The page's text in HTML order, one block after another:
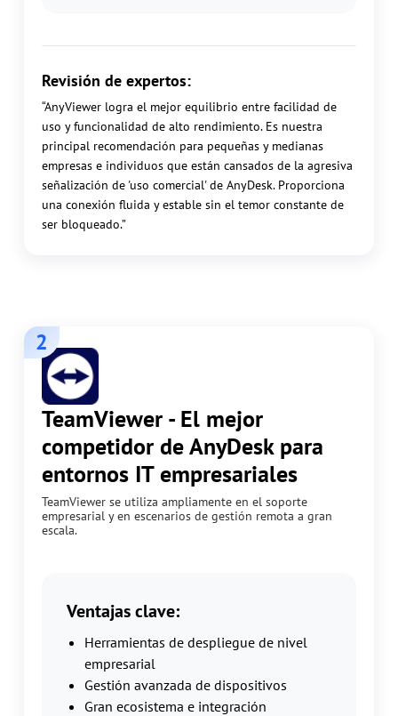
Revisión de expertos:
“AnyViewer logra el mejor equilibrio entre facilidad de
uso y funcionalidad de alto rendimiento. Es nuestra
principal recomendación para pequeñas y medianas
empresas e individuos que están cansados de la agresiva
señalización de 'uso comercial' de AnyDesk. Proporciona
una conexión fluida y estable sin el temor constante de
ser bloqueado.”
2
TeamViewer - El mejor
competidor de AnyDesk para
entornos IT empresariales
TeamViewer se utiliza ampliamente en el soporte
empresarial y en escenarios de gestión remota a gran
escala.
Ventajas clave:
Herramientas de despliegue de nivel
empresarial
Gestión avanzada de dispositivos
Gran ecosistema e integración